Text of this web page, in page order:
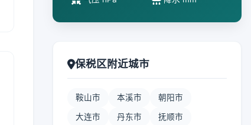
保税区附近城市
鞍山市 本溪市 朝阳市
大连市 丹东市 抚顺市